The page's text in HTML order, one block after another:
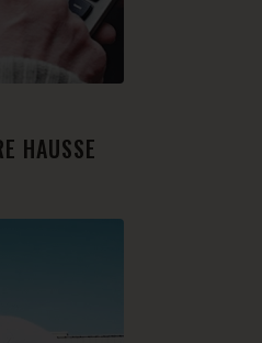
HAUSSE